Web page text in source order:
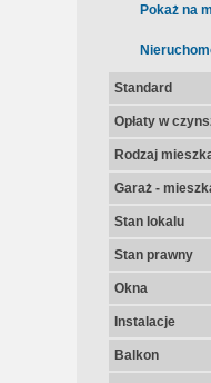
Pokaż na
Standard
Opłaty w
Rodzaj
Garaż -
Stan lokalu
Stan prawny
Okna
Instalacje
Balkon